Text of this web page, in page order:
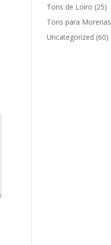
Tons de Loiro (25)
Tons para Morenas
Uncategorized (60)